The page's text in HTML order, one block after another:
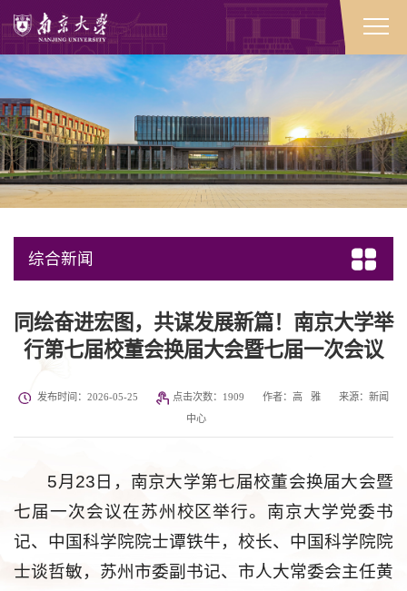
综合新闻
同绘奋进宏图，共谋发展新篇！南京大学举
行第七届校董会换届大会暨七届一次会议
发布时间：2026-05-25 点击次数： 1909 作者：高 雅
来源：新闻
中心
5月23日，南京大学第七届校董会换届大会暨
七届一次会议在苏州校区举行。南京大学党委书
记、中国科学院院士谭铁牛，校长、中国科学院院
士谈哲敏，苏州市委副书记、市人大常委会主任黄